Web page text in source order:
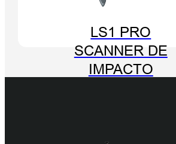
LS1 PRO
SCANNER DE
IMPACTO